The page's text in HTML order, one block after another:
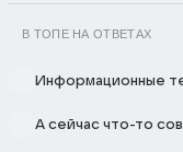
В ТОПЕ НА ОТВЕТАХ
Информационные
А сейчас что-то